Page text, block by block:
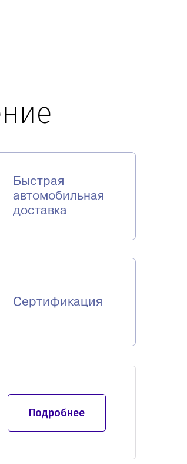
Быстрая
автомобильная
доставка
Сертификация
Подробнее